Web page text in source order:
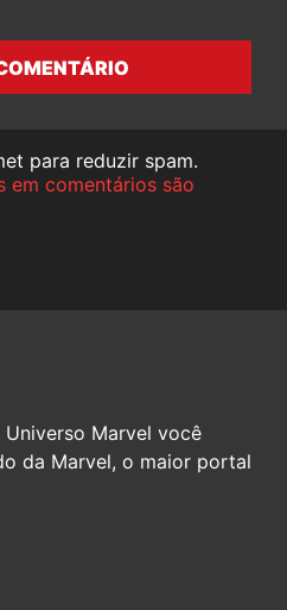
para reduzir spam.
em comentários são
Marvel você
da Marvel, o maior portal